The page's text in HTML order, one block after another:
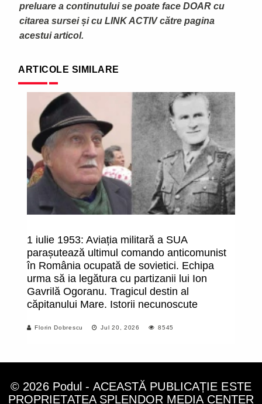
preluare a continutului se poate face DOAR cu
citarea sursei și cu LINK ACTIV către pagina
acestui articol.
ARTICOLE SIMILARE
1 iulie 1953: Aviația militară a SUA
parașutează ultimul comando anticomunist
în România ocupată de sovietici. Echipa
urma să ia legătura cu partizanii lui Ion
Gavrilă Ogoranu. Tragicul destin al
căpitanului Mare. Istorii necunoscute
Florin Dobrescu Jul 20, 2026 8545
© 2026 Podul - ACEASTĂ PUBLICAȚIE ESTE
PROPRIETATEA SPLENDOR MEDIA CENTER